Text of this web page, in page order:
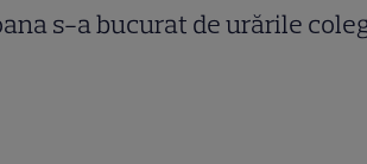
s-a bucurat de urările